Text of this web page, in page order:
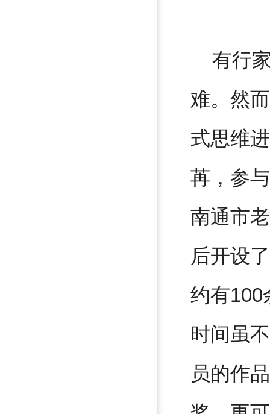
有行家
难。然
式思维
苒，参
南通市
后开设
约有100
时间虽
员的作